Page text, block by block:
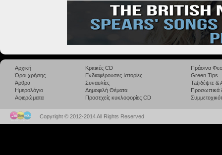
Αρχική
Όροι χρήσης
Άρθρα
Ημερολόγιο
Αφιερώματα
Κριτικές CD
Ενδιαφέρουσες Ιστορίες
Συναυλίες
Δημοφιλή Θέματα
Προσεχείς κυκλοφορίες CD
Πράσινα
Green Tips
Taξιδέψτε
Προσωπικά
Copyright © 2012-2014 All Rights Reserved